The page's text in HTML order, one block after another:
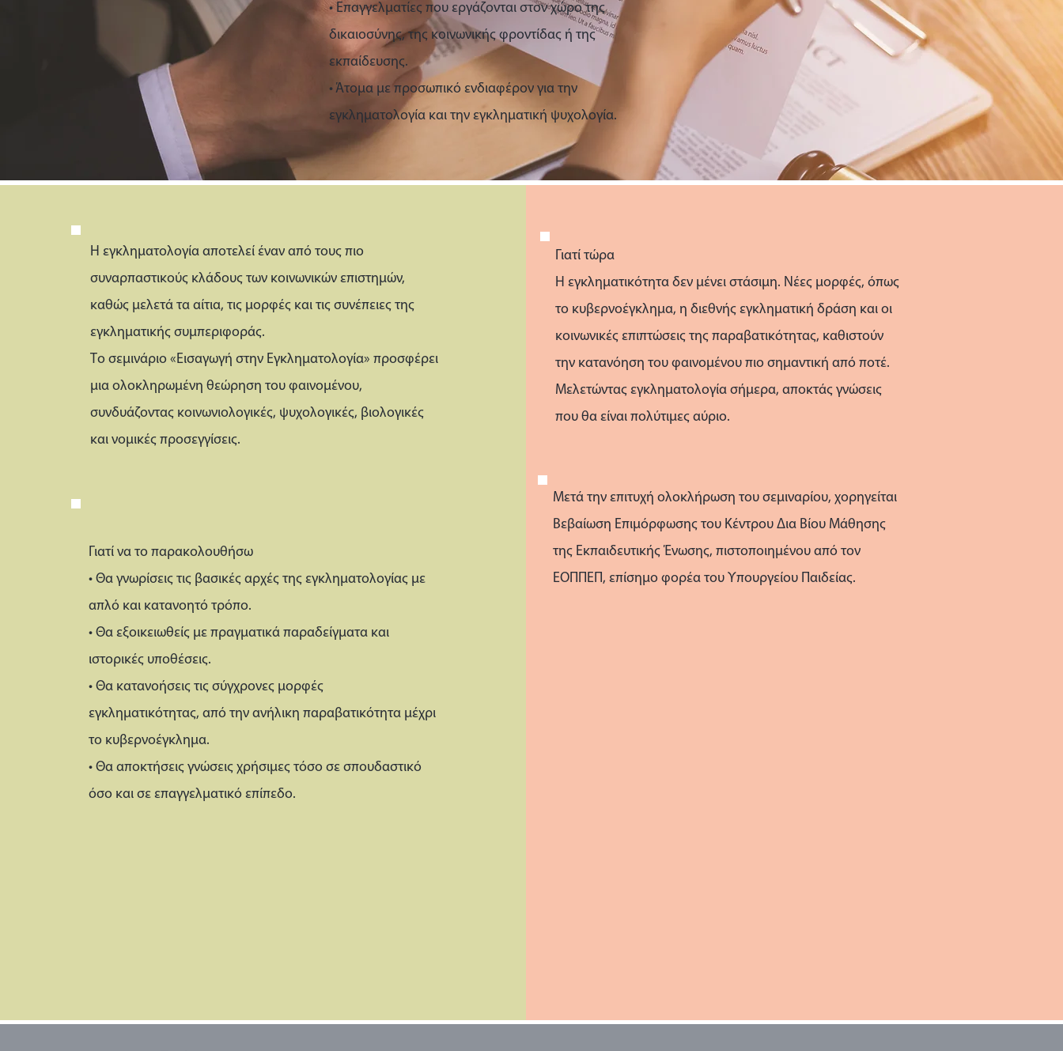
• Επαγγελματίες που εργάζονται στον χώρο της
δικαιοσύνης, της κοινωνικής φροντίδας ή της
εκπαίδευσης.
• Άτομα με προσωπικό ενδιαφέρον για την
εγκληματολογία και την εγκληματική ψυχολογία.
Η εγκληματολογία αποτελεί έναν από τους πιο
συναρπαστικούς κλάδους των κοινωνικών επιστημών,
καθώς μελετά τα αίτια, τις μορφές και τις συνέπειες της
εγκληματικής συμπεριφοράς.
Το σεμινάριο «Εισαγωγή στην Εγκληματολογία» προσφέρει
μια ολοκληρωμένη θεώρηση του φαινομένου,
συνδυάζοντας κοινωνιολογικές, ψυχολογικές, βιολογικές
και νομικές προσεγγίσεις.
Γιατί να το παρακολουθήσω
• Θα γνωρίσεις τις βασικές αρχές της εγκληματολογίας με
απλό και κατανοητό τρόπο.
• Θα εξοικειωθείς με πραγματικά παραδείγματα και
ιστορικές υποθέσεις.
• Θα κατανοήσεις τις σύγχρονες μορφές
εγκληματικότητας, από την ανήλικη παραβατικότητα μέχρι
το κυβερνοέγκλημα.
• Θα αποκτήσεις γνώσεις χρήσιμες τόσο σε σπουδαστικό
όσο και σε επαγγελματικό επίπεδο.
Γιατί τώρα
Η εγκληματικότητα δεν μένει στάσιμη. Νέες μορφές, όπως
το κυβερνοέγκλημα, η διεθνής εγκληματική δράση και οι
κοινωνικές επιπτώσεις της παραβατικότητας, καθιστούν
την κατανόηση του φαινομένου πιο σημαντική από ποτέ.
Μελετώντας εγκληματολογία σήμερα, αποκτάς γνώσεις
που θα είναι πολύτιμες αύριο.
Μετά την επιτυχή ολοκλήρωση του σεμιναρίου, χορηγείται
Βεβαίωση Επιμόρφωσης του Κέντρου Δια Βίου Μάθησης
της Εκπαιδευτικής Ένωσης, πιστοποιημένου από τον
ΕΟΠΠΕΠ, επίσημο φορέα του Υπουργείου Παιδείας.